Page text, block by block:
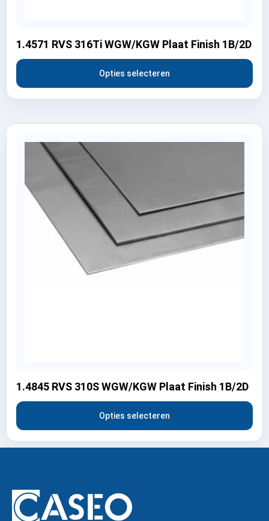
1.4571 RVS 316Ti WGW/KGW Plaat Finish 1B/2D
Opties selecteren
1.4845 RVS 310S WGW/KGW Plaat Finish 1B/2D
Opties selecteren